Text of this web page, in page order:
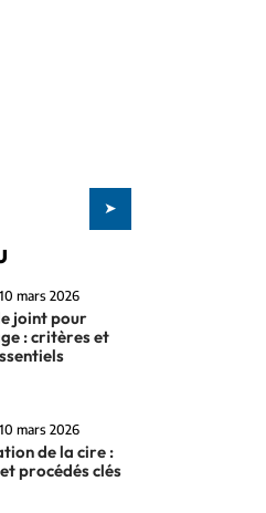
mars 2026
joint pour
: critères et
mars 2026
de la cire :
procédés clés